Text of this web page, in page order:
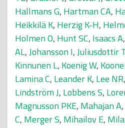
Hallmans G, Hartman CA,
Heikkilä K, Herzig K-H,
Holmen O, Hunt SC, Isaacs A,
AL,Johansson I,Juliusdottir
Kinnunen L, Koenig W,
Lamina C, Leander K, Lee NR,
Lindström J, Lobbens S,
Magnusson PKE, Mahajan A,
C, Merger S, Mihailov E,